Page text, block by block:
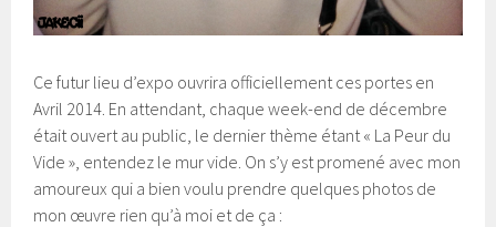
Ce futur lieu d’expo ouvrira officiellement ces portes en
Avril 2014. En attendant, chaque week-end de décembre
était ouvert au public, le dernier thème étant « La Peur du
Vide », entendez le mur vide. On s’y est promené avec mon
amoureux qui a bien voulu prendre quelques photos de
mon œuvre rien qu’à moi et de ça :